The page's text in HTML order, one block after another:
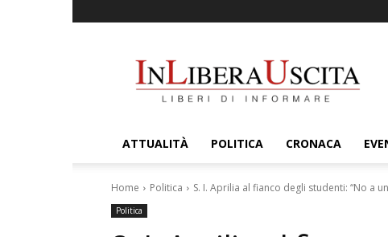
ATTUALITÀ POLITICA CRONACA
Home Politica S. I. Aprilia al fianco degli studenti: “No a
Politica